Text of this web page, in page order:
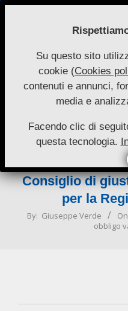
Skip
Nuove
Autonomie
Primary
Navigation
dell’art. 4 del
Spunti di
Consiglio di
per la
By: Giuseppe Verde
obbligo
Su questo sito
cookie (Cookies
contenuti e annunci,
media e
Facendo clic di
questa tecnologia.